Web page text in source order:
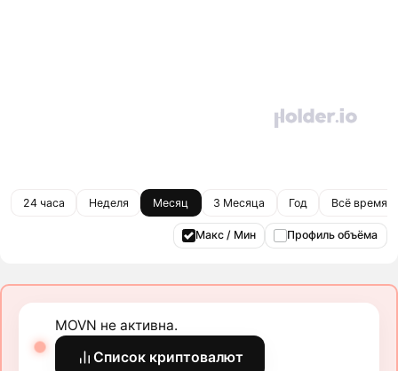
24 часа Неделя Месяц 3 Месяца Год Всё время
Макс / Мин Профиль объёма
MOVN не активна.
Список криптовалют